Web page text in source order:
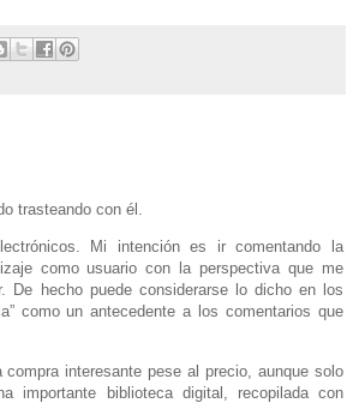
trasteando con él.
Mi intención es ir comentando la
como usuario con la perspectiva que me
De hecho puede considerarse lo dicho en los
como un antecedente a los comentarios que
interesante pese al precio, aunque solo
importante biblioteca digital, recopilada con